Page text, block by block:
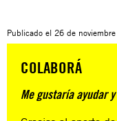
Publicado el 26 de
COLABORÁ
Me gustaría ayudar